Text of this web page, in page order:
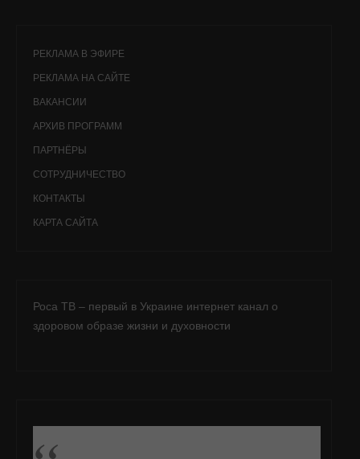
РЕКЛАМА В ЭФИРЕ
РЕКЛАМА НА САЙТЕ
ВАКАНСИИ
АРХИВ ПРОГРАММ
ПАРТНЁРЫ
СОТРУДНИЧЕСТВО
КОНТАКТЫ
КАРТА САЙТА
Роса ТВ – первый в Украине интернет канал о
здоровом образе жизни и духовности
ПОДПИСАТЬСЯ НА FB